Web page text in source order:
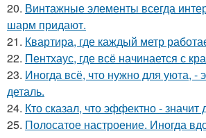
20. Винтажные элементы всегда
шарм придают.
21. Квартира, где каждый метр
22. Пентхаус, где всё начинается с
23. Иногда всё, что нужно для уюта, -
деталь.
24. Кто сказал, что эффектно - значит
25. Полосатое настроение. Иногда